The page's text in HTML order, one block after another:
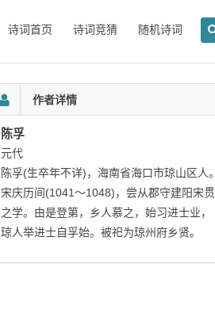
诗词首页 诗词竞猜 随机诗词
作者详情
陈孚
元代
陈孚(生卒年不详)，海南省海口市琼山区人。
宋庆历间(1041～1048)，尝从郡守建阳宋贯
之学。由是登第，乡人慕之，始习进士业，
琼人举进士自孚始。被祀为琼州府乡贤。